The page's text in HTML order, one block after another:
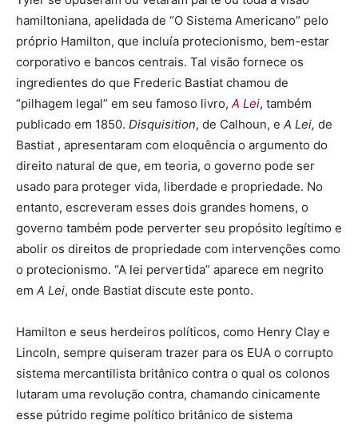
hamiltoniana, apelidada de “O Sistema Americano” pelo
próprio Hamilton, que incluía protecionismo, bem-estar
corporativo e bancos centrais. Tal visão fornece os
ingredientes do que Frederic Bastiat chamou de
“pilhagem legal” em seu famoso livro, A Lei, também
publicado em 1850. Disquisition, de Calhoun, e A Lei, de
Bastiat , apresentaram com eloquência o argumento do
direito natural de que, em teoria, o governo pode ser
usado para proteger vida, liberdade e propriedade. No
entanto, escreveram esses dois grandes homens, o
governo também pode perverter seu propósito legítimo e
abolir os direitos de propriedade com intervenções como
o protecionismo. “A lei pervertida” aparece em negrito
em A Lei, onde Bastiat discute este ponto.
Hamilton e seus herdeiros políticos, como Henry Clay e
Lincoln, sempre quiseram trazer para os EUA o corrupto
sistema mercantilista britânico contra o qual os colonos
lutaram uma revolução contra, chamando cinicamente
esse pútrido regime político britânico de sistema